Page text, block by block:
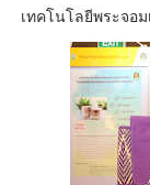
เทคโนโลยีพระจอ